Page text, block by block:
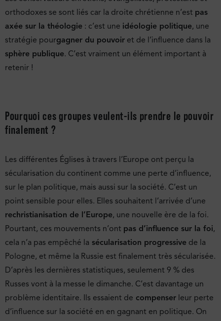
orthodoxes se sont liés car la droite chrétienne n’est pas
axée sur la théologie : c’est une idéologie politique, une
stratégie pourgagner du pouvoir et de l’influence dans la
sphère publique. C’est vraiment un élément important à
retenir !
Pourquoi ces groupes veulent-ils prendre le pouvoir
finalement ?
Les différentes Églises à travers l’Europe ont perçu la
sécularisation du continent comme une perte d’influence,
sur le plan politique, mais aussi sur la société. C’est un
point sensible pour elles. Elles souhaitent l’arrivée d’une
rechristianisation de l’Europe, une nouvelle ère de la foi.
Pourtant, ces mouvements n’ont pas d’influence sur la foi,
cela n’a pas empêché la sécularisation progressive de la
Pologne, et même la Russie est finalement très sécularisée.
D’après les dernières statistiques, seulement 9 % des
Russes vont à la messe le dimanche. C’est davantage un
problème identitaire. Ils essaient de compenser leur perte
d’influence sur la société en en gagnant en politique. On